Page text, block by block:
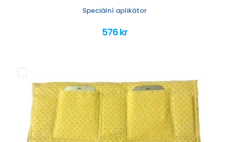
Speciální aplikátor
576 kr